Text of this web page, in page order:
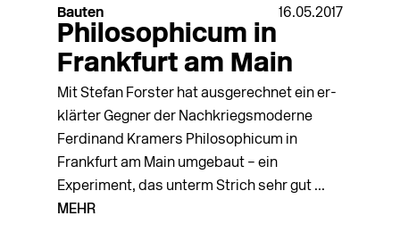
Bauten 16.05.2017
Philosophicum in
Frankfurt am Main
Mit Stefan Forster hat ausgerechnet ein er­
klärter Gegner der Nachkriegsmoderne
Ferdinand Kramers Philosophicum in
Frankfurt am Main umgebaut – ein
Experiment, das unterm Strich sehr gut ...
MEHR